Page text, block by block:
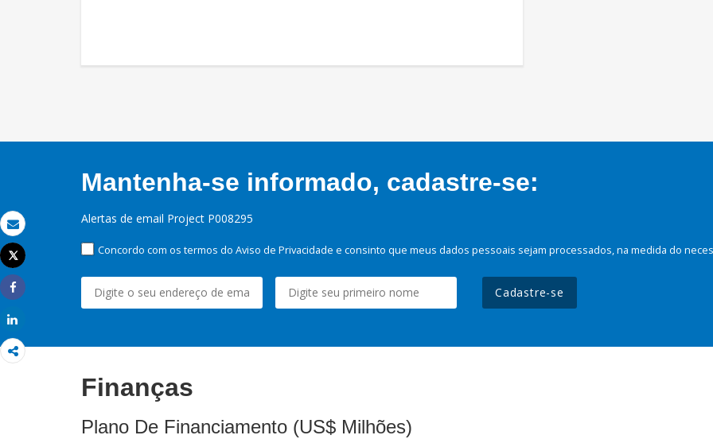
Email
Imprimir
Tweet
Share
Mantenha-se informado, cadastre-se:
Alertas de email Project P008295
Concordo com os termos do Aviso de Privacidade e consinto que meus dados pessoais sejam processados, na medida do
Cadastre-se
Finanças
Plano De Financiamento (US$ Milhões)